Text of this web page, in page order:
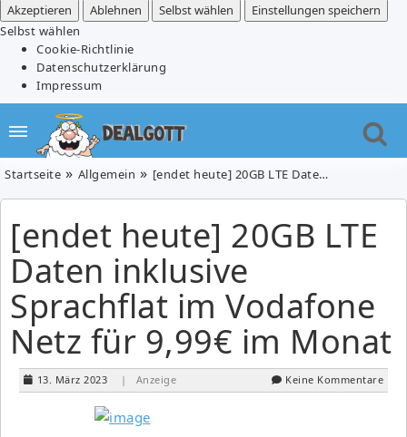
Akzeptieren
Ablehnen Selbst wählen
Einstellungen speichern
Selbst wählen
Cookie-Richtlinie
Datenschutzerklärung
Impressum
Startseite Allgemein [endet heute] 20GB LTE Daten inklusive Sprachflat im Vodafone Netz für 9,99€ im Monat
[endet heute] 20GB LTE
Daten inklusive
Sprachflat im Vodafone
Netz für 9,99€ im Monat
13. März 2023 | Anzeige Keine Kommentare